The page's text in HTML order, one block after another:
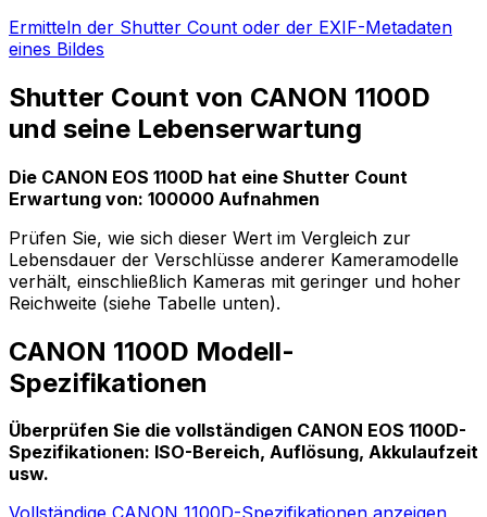
Ermitteln der Shutter Count oder der EXIF-Metadaten
eines Bildes
Shutter Count von CANON 1100D
und seine Lebenserwartung
Die CANON EOS 1100D hat eine Shutter Count
Erwartung von: 100000 Aufnahmen
Prüfen Sie, wie sich dieser Wert im Vergleich zur
Lebensdauer der Verschlüsse anderer Kameramodelle
verhält, einschließlich Kameras mit geringer und hoher
Reichweite (siehe Tabelle unten).
CANON 1100D Modell-
Spezifikationen
Überprüfen Sie die vollständigen CANON EOS 1100D-
Spezifikationen: ISO-Bereich, Auflösung, Akkulaufzeit
usw.